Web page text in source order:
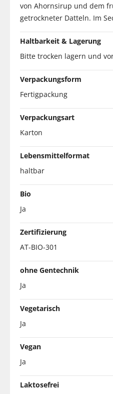
von Ahornsirup und dem
getrockneter Datteln. Im
Haltbarkeit & Lagerung
Bitte trocken lagern und
Verpackungsform
Fertigpackung
Verpackungsart
Karton
Lebensmittelformat
haltbar
Bio
Ja
Zertifizierung
AT-BIO-301
ohne Gentechnik
Ja
Vegetarisch
Ja
Vegan
Ja
Laktosefrei